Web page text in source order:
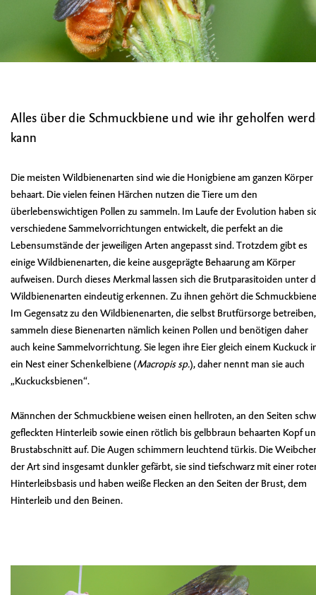
Alles über die Schmuckbiene und wie ihr geholfen
kann
Die meisten Wildbienenarten sind wie die Honigbiene am ganzen Körper
behaart. Die vielen feinen Härchen nutzen die Tiere um den
überlebenswichtigen Pollen zu sammeln. Im Laufe der Evolution haben
verschiedene Sammelvorrichtungen entwickelt, die perfekt an die
Lebensumstände der jeweiligen Arten angepasst sind. Trotzdem gibt es
einige Wildbienenarten, die keine ausgeprägte Behaarung am Körper
aufweisen. Durch dieses Merkmal lassen sich die Brutparasitoiden unter
Wildbienenarten eindeutig erkennen. Zu ihnen gehört die
Im Gegensatz zu den Wildbienenarten, die selbst Brutfürsorge betreiben,
sammeln diese Bienenarten nämlich keinen Pollen und benötigen daher
auch keine Sammelvorrichtung. Sie legen ihre Eier gleich einem Kuckuck
ein Nest einer Schenkelbiene (Macropis sp.), daher nennt man sie auch
„Kuckucksbienen“.
Männchen der Schmuckbiene weisen einen hellroten, an den Seiten
gefleckten Hinterleib sowie einen rötlich bis gelbbraun behaarten Kopf
Brustabschnitt auf. Die Augen schimmern leuchtend türkis. Die
der Art sind insgesamt dunkler gefärbt, sie sind tiefschwarz mit einer
Hinterleibsbasis und haben weiße Flecken an den Seiten der Brust, dem
Hinterleib und den Beinen.